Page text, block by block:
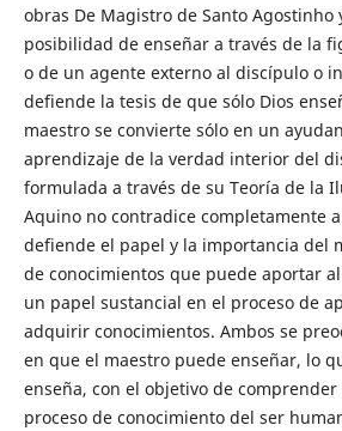
obras De Magistro de Santo Agostinho
posibilidad de enseñar a través de la
o de un agente externo al discípulo o
defiende la tesis de que sólo Dios
maestro se convierte sólo en un
aprendizaje de la verdad interior del
formulada a través de su Teoría de la
Aquino no contradice completamente
defiende el papel y la importancia del
de conocimientos que puede aportar
un papel sustancial en el proceso de
adquirir conocimientos. Ambos se
en que el maestro puede enseñar, lo
enseña, con el objetivo de
proceso de conocimiento del ser